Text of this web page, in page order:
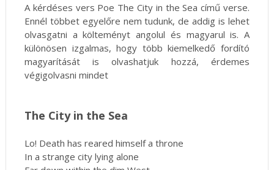
A kérdéses vers Poe The City in the Sea című verse.
Ennél többet egyelőre nem tudunk, de addig is lehet
olvasgatni a költeményt angolul és magyarul is. A
különösen izgalmas, hogy több kiemelkedő fordító
magyarítását is olvashatjuk hozzá, érdemes
végigolvasni mindet
The City in the Sea
Lo! Death has reared himself a throne
In a strange city lying alone